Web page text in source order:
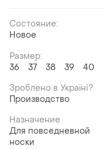
Состояние:
Новое
Размер:
36
37 38 39 40
Зроблено в Україні?
Производство
Назначение
Для повседневной
носки